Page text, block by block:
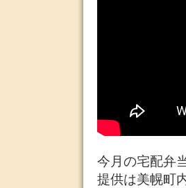
今月の宅配弁
提供は美幌町